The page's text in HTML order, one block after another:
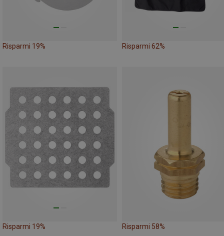
Risparmi 19% Risparmi 62%
Risparmi 19% Risparmi 58%